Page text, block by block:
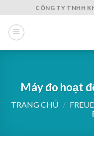
to
content
CÔNG TY TNHH
Máy đo hoạt
TRANG CHỦ /